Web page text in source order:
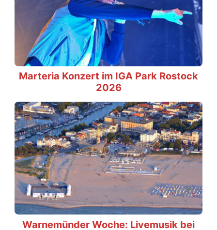
Marteria Konzert im IGA Park Rostock
2026
Warnemünder Woche: Livemusik bei